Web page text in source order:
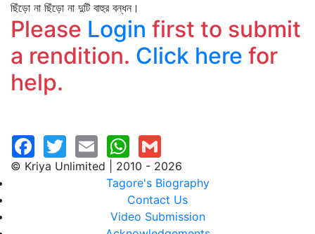
ছিঁড়ো না ছিঁড়ো না দুটি বাহুর বন্ধন।
Please Login first to submit
a rendition. Click here for
help.
© Kriya Unlimited | 2010 - 2026
Tagore's Biography
Contact Us
Video Submission